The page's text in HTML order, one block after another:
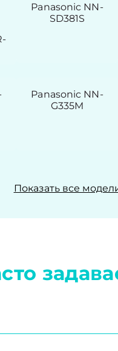
Panasonic NN-
SD381S
Panasonic NN-
G335M
Показать все